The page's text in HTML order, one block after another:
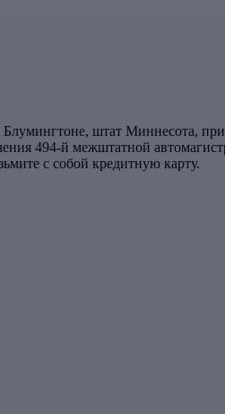
штат Миннесота,
494-й межштатной
с собой кредитную карту.